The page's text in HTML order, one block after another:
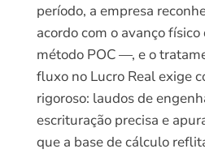
período, a empresa
acordo com o avanço
método POC —, e o
fluxo no Lucro Real exige
rigoroso: laudos de
escrituração precisa e
que a base de cálculo